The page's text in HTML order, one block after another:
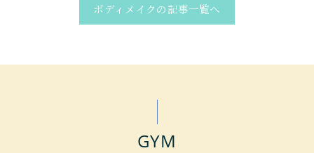
ボディメイクの記事一覧へ
GYM